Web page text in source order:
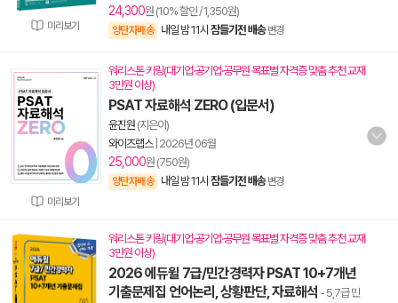
미리보기
24,300원 (10% 할인 / 1,350원)
양탄자배송 내일 밤 11시 잠들기전 배송 변경
미리보기
워리스톤 키링(대기업·공기업·공무원 목표별 자격증 맞춤 추천 교재
3만원 이상)
PSAT 자료해석 ZERO (입문서)
윤진원 (지은이)
와이즈랩스| 2026년 06월
25,000원 (750원)
양탄자배송 내일 밤 11시 잠들기전 배송 변경
워리스톤 키링(대기업·공기업·공무원 목표별 자격증 맞춤 추천 교재
3만원 이상)
2026 에듀윌 7급/민간경력자 PSAT 10+7개년
기출문제집 언어논리, 상황판단, 자료해석 - 5,7급 민